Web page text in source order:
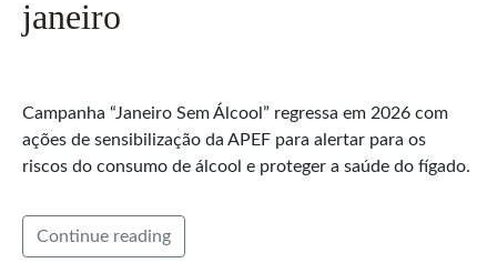
janeiro
Campanha “Janeiro Sem Álcool” regressa em 2026 com
ações de sensibilização da APEF para alertar para os
riscos do consumo de álcool e proteger a saúde do fígado.
Continue reading